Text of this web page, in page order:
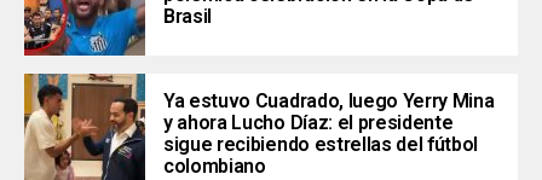
Brasil
Ya estuvo Cuadrado, luego Yerry Mina
y ahora Lucho Díaz: el presidente
sigue recibiendo estrellas del fútbol
colombiano